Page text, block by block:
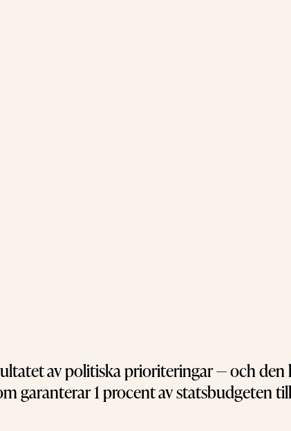
av politiska prioriteringar — och
garanterar 1 procent av statsbudgeten